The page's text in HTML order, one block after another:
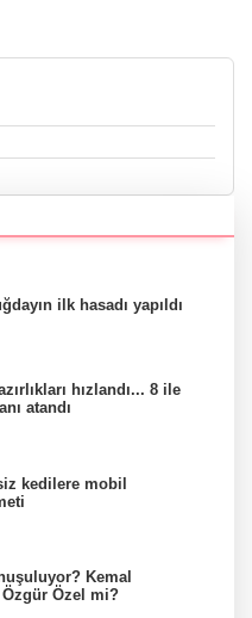
ilk hasadı yapıldı
hızlandı... 8 ile
atandı
kedilere mobil
Kemal
Özgür Özel mi?